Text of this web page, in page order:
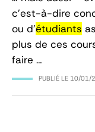
c’est-à-dire
ou d’étudiants
plus de ces
faire …
PUBLIÉ LE 10/01/